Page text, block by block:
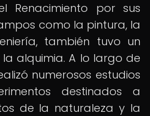
Renacimiento por sus
como la pintura, la
también tuvo un
alquimia. A lo largo de
numerosos estudios
destinados a
de la naturaleza y la